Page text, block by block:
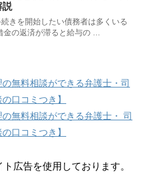
説
きを開始したい債務者は多くいる
金の返済が滞ると給与の ...
無料相談ができる弁護士・司
口コミつき】
無料相談ができる弁護士・ 司
口コミつき】
広告を使用しております。